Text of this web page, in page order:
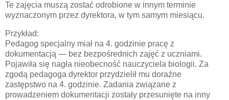
Te zajęcia muszą zostać odrobione w innym terminie
wyznaczonym przez dyrektora, w tym samym miesiącu.
Przykład:
Pedagog specjalny miał na 4. godzinie pracę z
dokumentacją — bez bezpośrednich zajęć z uczniami.
Pojawiła się nagła nieobecność nauczyciela biologii. Za
zgodą pedagoga dyrektor przydzielił mu doraźne
zastępstwo na 4. godzinie. Zadania związane z
prowadzeniem dokumentacji zostały przesunięte na inny